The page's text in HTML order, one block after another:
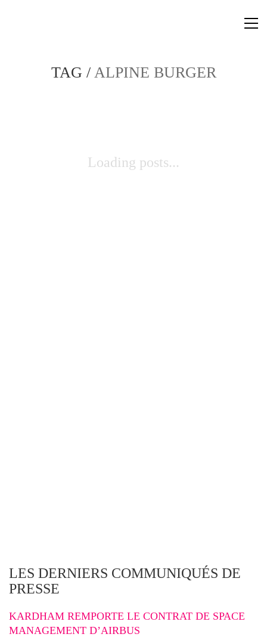
TAG / ALPINE BURGER
Loading posts...
LES DERNIERS COMMUNIQUÉS DE
PRESSE
KARDHAM REMPORTE LE CONTRAT DE SPACE
MANAGEMENT D’AIRBUS